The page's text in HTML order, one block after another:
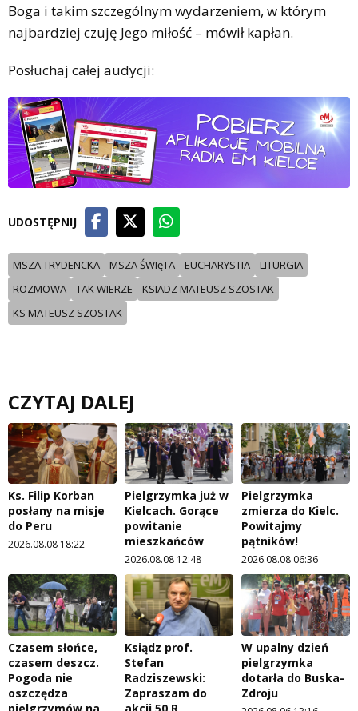
Boga i takim szczególnym wydarzeniem, w którym
najbardziej czuję Jego miłość – mówił kapłan.
Posłuchaj całej audycji:
UDOSTĘPNIJ
MSZA TRYDENCKA MSZA ŚWIęTA EUCHARYSTIA
LITURGIA
ROZMOWA
TAK WIERZE
KSIADZ MATEUSZ SZOSTAK
KS MATEUSZ SZOSTAK
CZYTAJ DALEJ
Ks. Filip Korban
posłany na misje
do Peru
2026.08.08 18:22
Pielgrzymka już w
Kielcach. Gorące
powitanie
mieszkańców
2026.08.08 12:48
Pielgrzymka
zmierza do Kielc.
Powitajmy
pątników!
2026.08.08 06:36
Czasem słońce,
czasem deszcz.
Pogoda nie
oszczędza
Ksiądz prof.
Stefan
Radziszewski:
Zapraszam do
W upalny dzień
pielgrzymka
dotarła do Buska-
Zdroju